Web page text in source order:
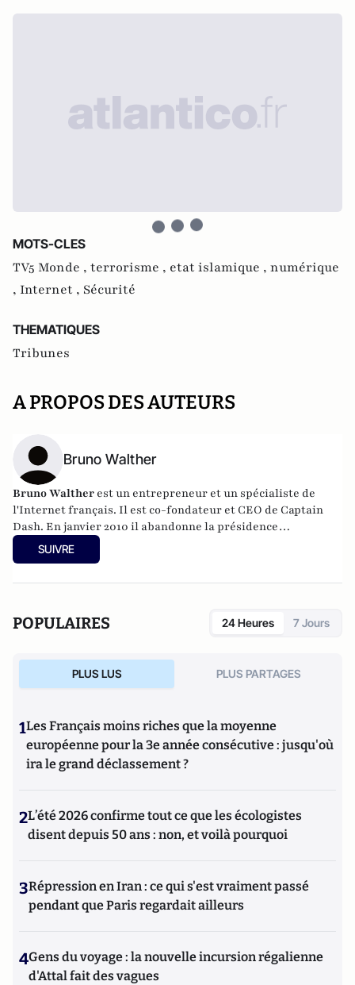
MOTS-CLES
TV5 Monde , terrorisme , etat islamique , numérique
, Internet , Sécurité
THEMATIQUES
Tribunes
A PROPOS DES AUTEURS
Bruno Walther
Bruno Walther est un entrepreneur et un spécialiste de
l'Internet français. Il est co-fondateur et CEO de Captain
Dash. En janvier 2010 il abandonne la présidence
d'OgilvyOne pour créer avec Gilles Babinet une start-up,
CaptainDash focalisée sur la Big Data et la génération de
réalisent avec Captain Dash pour rendre la planête plus
SUIVRE
POPULAIRES 24 Heures 7 Jours
PLUS LUS PLUS PARTAGES
1Les Français moins riches que la moyenne
européenne pour la 3e année consécutive : jusqu'où
ira le grand déclassement ?
2L’été 2026 confirme tout ce que les écologistes
disent depuis 50 ans : non, et voilà pourquoi
3Répression en Iran : ce qui s'est vraiment passé
pendant que Paris regardait ailleurs
4Gens du voyage : la nouvelle incursion régalienne
d'Attal fait des vagues